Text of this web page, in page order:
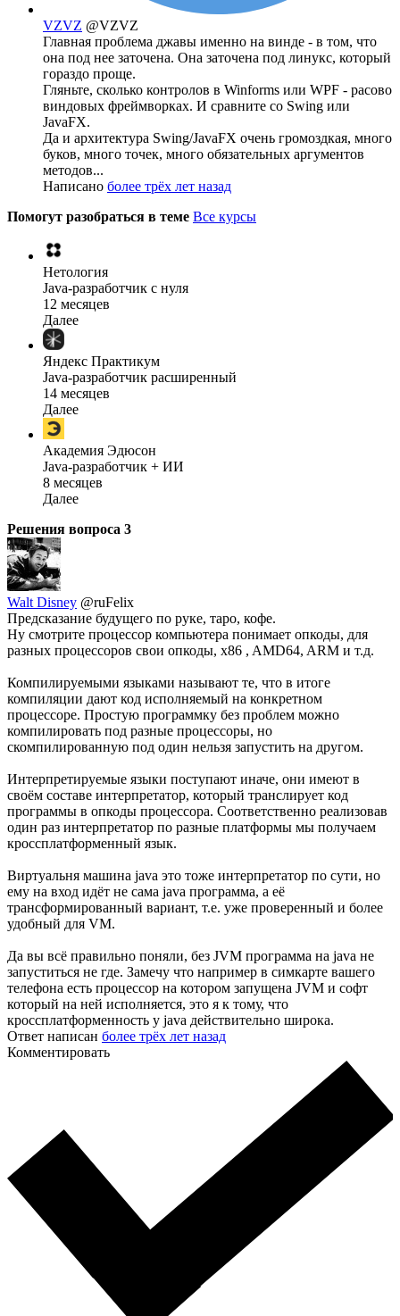
VZVZ @VZVZ
Главная проблема джавы именно на винде - в том, что
она под нее заточена. Она заточена под линукс, который
гораздо проще.
Гляньте, сколько контролов в Winforms или WPF - расово
виндовых фреймворках. И сравните со Swing или
JavaFX.
Да и архитектура Swing/JavaFX очень громоздкая, много
буков, много точек, много обязательных аргументов
методов...
Написано более трёх лет назад
Помогут разобраться в теме Все курсы
Нетология
Java-разработчик с нуля
12 месяцев
Далее
Яндекс Практикум
Java-разработчик расширенный
14 месяцев
Далее
Академия Эдюсон
Java-разработчик + ИИ
8 месяцев
Далее
Решения вопроса 3
Walt Disney @ruFelix
Предсказание будущего по руке, таро, кофе.
Ну смотрите процессор компьютера понимает опкоды, для
разных процессоров свои опкоды, x86 , AMD64, ARM и т.д.
Компилируемыми языками называют те, что в итоге
компиляции дают код исполняемый на конкретном
процессоре. Простую программку без проблем можно
компилировать под разные процессоры, но
скомпилированную под один нельзя запустить на другом.
Интерпретируемые языки поступают иначе, они имеют в
своём составе интерпретатор, который транслирует код
программы в опкоды процессора. Соответственно реализовав
один раз интерпретатор по разные платформы мы получаем
кроссплатформенный язык.
Виртуальня машина java это тоже интерпретатор по сути, но
ему на вход идёт не сама java программа, а её
трансформированный вариант, т.е. уже проверенный и более
удобный для VM.
Да вы всё правильно поняли, без JVM программа на java не
запуститься не где. Замечу что например в симкарте вашего
телефона есть процессор на котором запущена JVM и софт
который на ней исполняется, это я к тому, что
кроссплатформенность у java действительно широка.
Ответ написан более трёх лет назад
Комментировать